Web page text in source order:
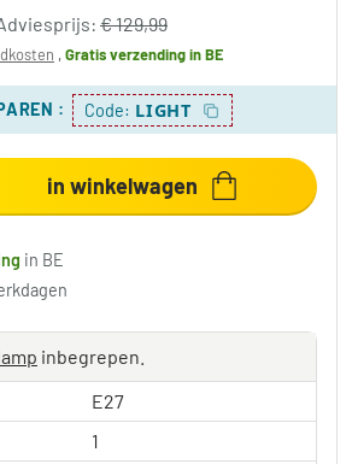
€ 129,99
,Gratis verzendingin BE
: Code: LIGHT
in winkelwagen
in BE
inbegrepen.
E27
1